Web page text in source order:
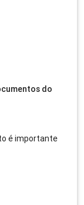
do
é importante